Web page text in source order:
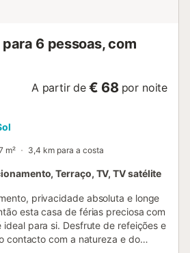
6 pessoas, com
A partir de € 68 por noite
m² 3,4 km para a costa
Terraço, TV, TV satélite
privacidade absoluta e longe
esta casa de férias preciosa com
ideal para si. Desfrute de refeições e
contacto com a natureza e do